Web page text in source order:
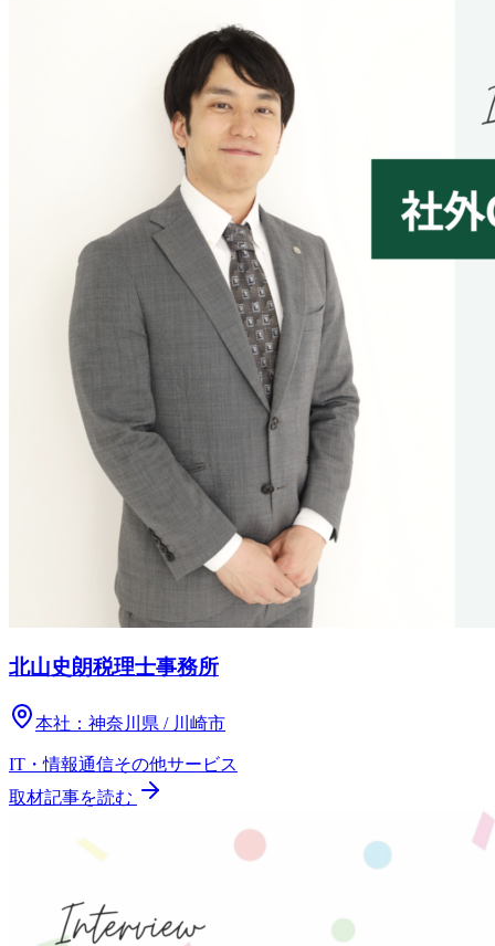
北山史朗税理士事務所
本社： 神奈川県 / 川崎市
IT・情報通信その他サービス
取材記事を読む